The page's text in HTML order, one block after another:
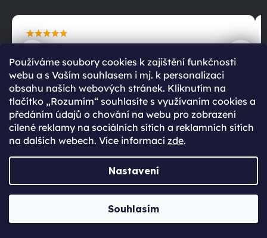
Používáme soubory cookies k zajištění funkčnosti
webu a s Vaším souhlasem i mj. k personalizaci
obsahu našich webových stránek. Kliknutím na
tlačítko „Rozumím“ souhlasíte s využívaním cookies a
předáním údajů o chování na webu pro zobrazení
cílené reklamy na sociálních sítích a reklamních sítích
na dalších webech. Více informací zde.
Nastavení
Souhlasím
maximální spokojenost
22.06.2025
RATING TITLE